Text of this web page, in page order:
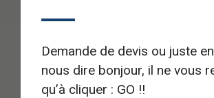
Demande de devis ou juste
nous dire bonjour, il ne vous
qu’à cliquer : GO !!